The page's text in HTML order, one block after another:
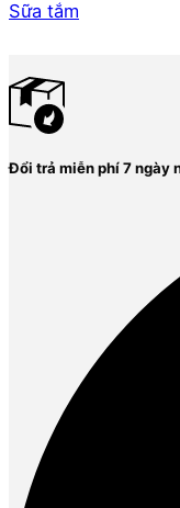
Sữa tắm
Đổi trả miễn phí 7 ngày